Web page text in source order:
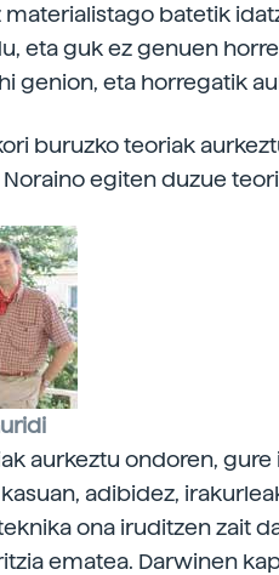
batetik
eta guk ez genuen
genion, eta horregatik
buruzko teoriak
egiten duzue
aurkeztu ondoren,
adibidez,
ona iruditzen zait
ematea. Darwinen